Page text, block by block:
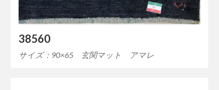
38560
サイズ：90×65 玄関マット アマレ